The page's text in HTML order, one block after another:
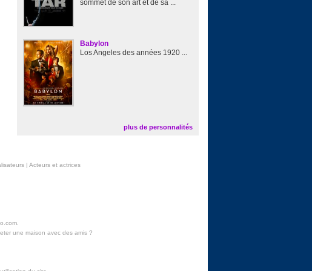
sommet de son art et de sa ...
Babylon
Los Angeles des années 1920 ...
plus de personnalités
| Acteurs et actrices
une maison avec des amis?